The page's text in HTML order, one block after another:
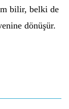
bilir, belki de
dönüşür.